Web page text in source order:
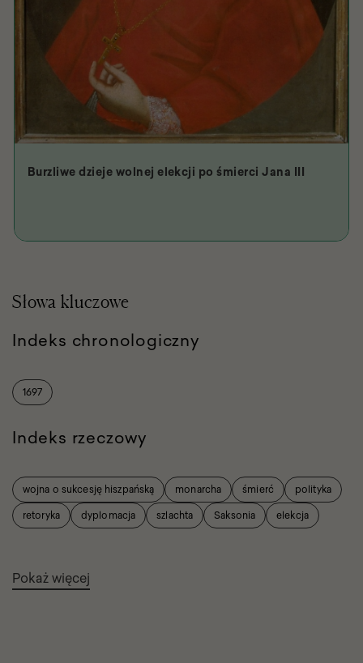
Burzliwe dzieje wolnej elekcji po śmierci Jana III
Słowa kluczowe
Indeks chronologiczny
1697
Indeks rzeczowy
wojna o sukcesję hiszpańską monarcha śmierć
polityka
retoryka
dyplomacja szlachta Saksonia elekcja
Pokaż więcej